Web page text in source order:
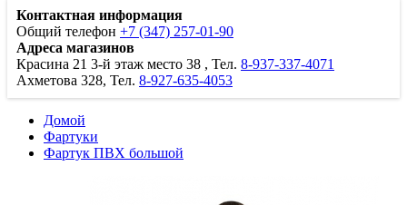
Контактная информация
Общий телефон +7 (347) 257-01-90
Адреса магазинов
Красина 21 3-й этаж место 38 , Тел. 8-937-337-4071
Ахметова 328, Тел. 8-927-635-4053
Домой
Фартуки
Фартук ПВХ большой